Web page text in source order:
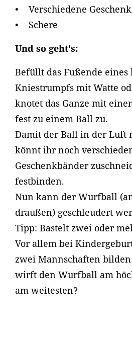
• Verschiedene
• Schere
Und so geht's:
Befüllt das Fußende eines
Kniestrumpfs mit Watte
knotet das Ganze mit
fest zu einem Ball zu.
Damit der Ball in der Luft
könnt ihr noch
Geschenkbänder
festbinden.
Nun kann der Wurfball
draußen) geschleudert
Tipp: Bastelt zwei oder
Vor allem bei
zwei Mannschaften
wirft den Wurfball am
am weitesten?